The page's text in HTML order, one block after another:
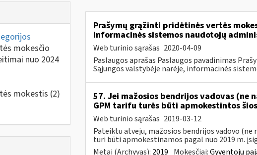
mokesčio
nuo 2024
mokestis (2)
Prašymų grąžinti pridėtinės vertės
informacinės sistemos naudotojų
Web turinio sąrašas 2020-04-09
Paslaugos aprašas Paslaugos pavadinimas
Sąjungos valstybėje narėje, informacinės
57. Jei mažosios bendrijos vadovas (ne
GPM tarifu turės būti apmokestintos
Web turinio sąrašas 2019-03-12
Pateiktu atveju, mažosios bendrijos vadovo
turi būti apmokestinamos pagal nuo 2019 m.
Metai (Archyvas): 2019 Mokesčiai:Gyventojų